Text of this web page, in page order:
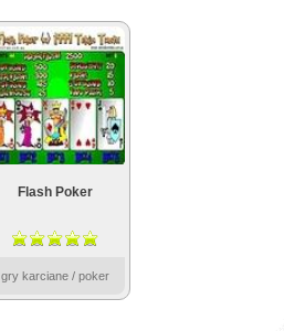
Flash Poker
gry karciane / poker